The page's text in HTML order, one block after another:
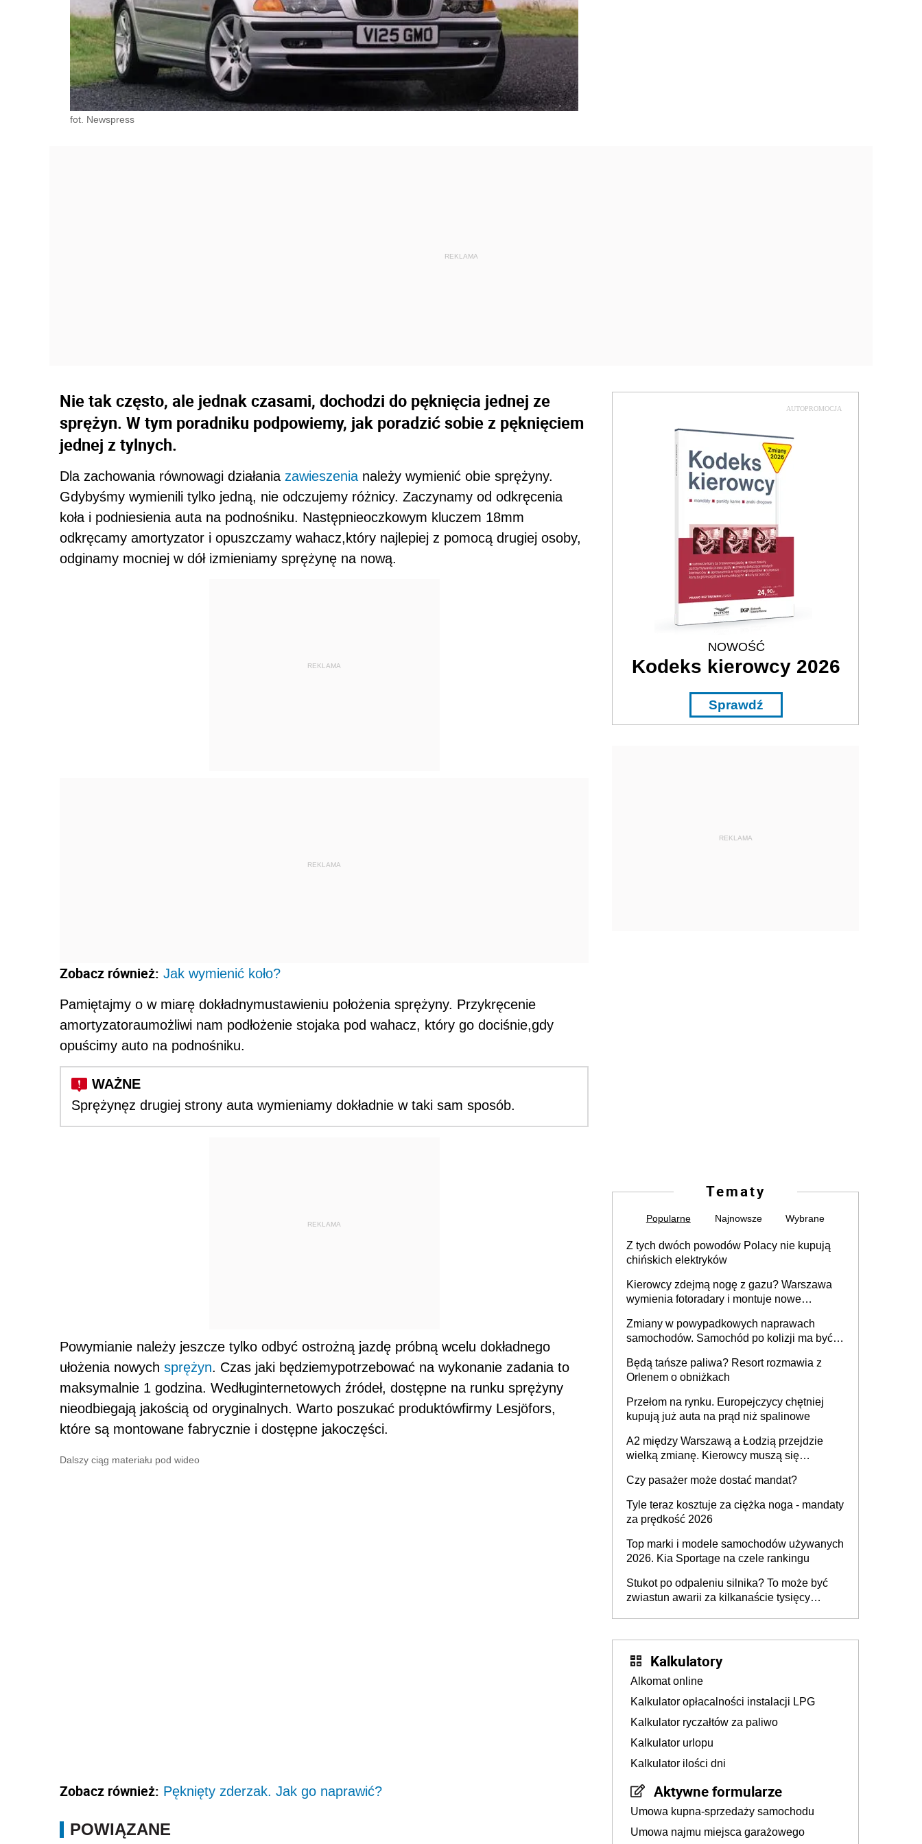
fot. Newspress
Nie tak często, ale jednak czasami, dochodzi do pęknięcia jednej ze
sprężyn. W tym poradniku podpowiemy, jak poradzić sobie z pęknięciem
jednej z tylnych.
Dla zachowania równowagi działania zawieszenia należy wymienić obie sprężyny.
Gdybyśmy wymienili tylko jedną, nie odczujemy różnicy. Zaczynamy od odkręcenia
koła i podniesienia auta na podnośniku. Następnieoczkowym kluczem 18mm
odkręcamy amortyzator i opuszczamy wahacz,który najlepiej z pomocą drugiej osoby,
odginamy mocniej w dół izmieniamy sprężynę na nową.
REKLAMA
REKLAMA
Zobacz również: Jak wymienić koło?
Pamiętajmy o w miarę dokładnymustawieniu położenia sprężyny. Przykręcenie
amortyzatoraumożliwi nam podłożenie stojaka pod wahacz, który go dociśnie,gdy
opuścimy auto na podnośniku.
Sprężynęz drugiej strony auta wymieniamy dokładnie w taki sam sposób.
REKLAMA
Powymianie należy jeszcze tylko odbyć ostrożną jazdę próbną wcelu dokładnego
ułożenia nowych sprężyn. Czas jaki będziemypotrzebować na wykonanie zadania to
maksymalnie 1 godzina. Wedługinternetowych źródeł, dostępne na runku sprężyny
nieodbiegają jakością od oryginalnych. Warto poszukać produktówfirmy Lesjöfors,
które są montowane fabrycznie i dostępne jakoczęści.
Dalszy ciąg materiału pod wideo
Zobacz również: Pęknięty zderzak. Jak go naprawić?
POWIĄZANE
AUTOPROMOCJA
NOWOŚĆ
Kodeks kierowcy 2026
Sprawdź
REKLAMA
Tematy
Popularne Najnowsze Wybrane
Z tych dwóch powodów Polacy nie kupują
chińskich elektryków
Kierowcy zdejmą nogę z gazu? Warszawa
wymienia fotoradary i montuje nowe
Zmiany w powypadkowych naprawach
samochodów. Samochód po kolizji ma być
technologią producenta
Będą tańsze paliwa? Resort rozmawia z
Orlenem o obniżkach
Przełom na rynku. Europejczycy chętniej
kupują już auta na prąd niż spalinowe
A2 między Warszawą a Łodzią przejdzie
wielką zmianę. Kierowcy muszą się
Czy pasażer może dostać mandat?
Tyle teraz kosztuje za ciężka noga - mandaty
za prędkość 2026
Top marki i modele samochodów używanych
2026. Kia Sportage na czele rankingu
Stukot po odpaleniu silnika? To może być
zwiastun awarii za kilkanaście tysięcy
Kalkulatory
Alkomat online
Kalkulator opłacalności instalacji LPG
Kalkulator ryczałtów za paliwo
Kalkulator urlopu
Kalkulator ilości dni
Aktywne formularze
Umowa kupna-sprzedaży samochodu
Umowa najmu miejsca garażowego